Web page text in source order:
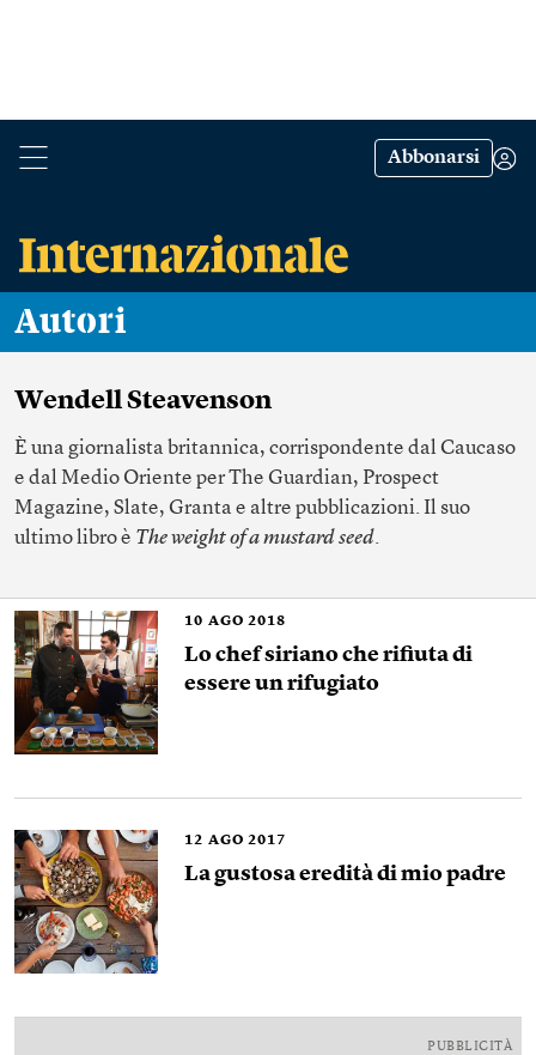
Abbonarsi
Autori
Wendell Steavenson
È una giornalista britannica, corrispondente dal Caucaso
e dal Medio Oriente per The Guardian, Prospect
Magazine, Slate, Granta e altre pubblicazioni. Il suo
ultimo libro è The weight of a mustard seed.
10 AGO 2018
Lo chef siriano che rifiuta di
essere un rifugiato
12 AGO 2017
La gustosa eredità di mio padre
PUBBLICITÀ